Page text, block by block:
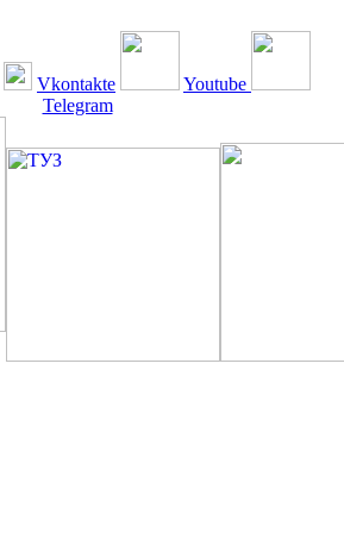
Vkontakte
Youtube
Telegram